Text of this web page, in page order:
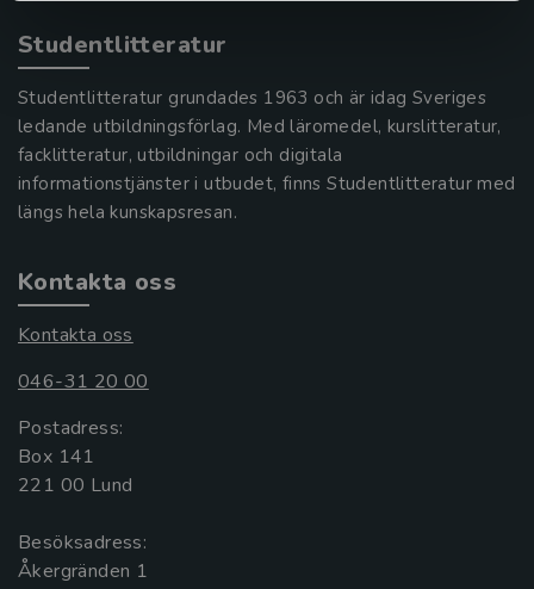
Studentlitteratur
Studentlitteratur grundades 1963 och är idag Sveriges
ledande utbildningsförlag. Med läromedel, kurslitteratur,
facklitteratur, utbildningar och digitala
informationstjänster i utbudet, finns Studentlitteratur med
längs hela kunskapsresan.
Kontakta oss
Kontakta oss
046-31 20 00
Postadress:
Box 141
221 00 Lund
Besöksadress:
Åkergränden 1